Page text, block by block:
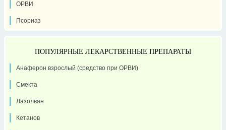
ОРВИ
Псориаз
ПОПУЛЯРНЫЕ ЛЕКАРСТВЕННЫЕ ПРЕПАРАТЫ
Анаферон взрослый (средство при ОРВИ)
Смекта
Лазолван
Кетанов